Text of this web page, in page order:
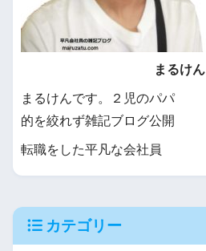
まるけん
まるけんです。２児のパパ
的を絞れず雑記ブログ公開
転職をした平凡な会社員
カテゴリー